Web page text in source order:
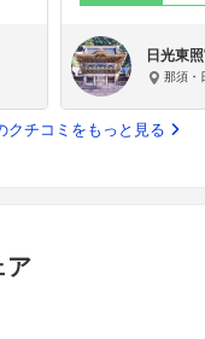
日光東
那須・
クチコミをもっと見る
ア